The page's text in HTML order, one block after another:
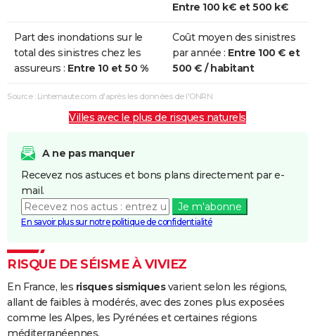
Entre 100 k€ et 500 k€
Part des inondations sur le
total des sinistres chez les
assureurs : Entre 10 et 50 %
Coût moyen des sinistres
par année : Entre 100 € et
500 € / habitant
Source : Linternaute.com d'après les données de l'ONRN
Villes avec le plus de risques naturels
A ne pas manquer
Recevez nos astuces et bons plans directement par e-
mail.
Je m'abonne
En savoir plus sur notre politique de confidentialité
RISQUE DE SÉISME À VIVIEZ
En France, les risques sismiquesvarient selon les régions,
allant de faibles à modérés, avec des zones plus exposées
comme les Alpes, les Pyrénées et certaines régions
méditerranéennes.